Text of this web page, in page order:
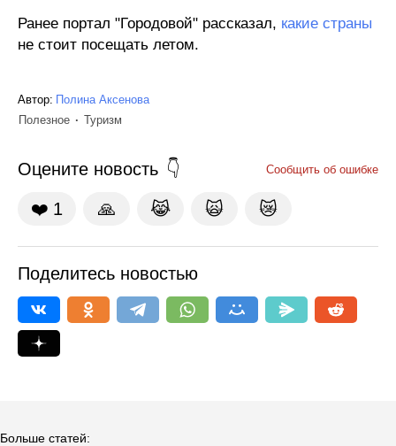
Ранее портал "Городовой" рассказал, какие страны
не стоит посещать летом.
Автор: Полина Аксенова
Полезное
Туризм
Оцените новость Сообщить об ошибке
❤️ 1 🙏 😹 🙀 😿
Поделитесь новостью
Больше статей: